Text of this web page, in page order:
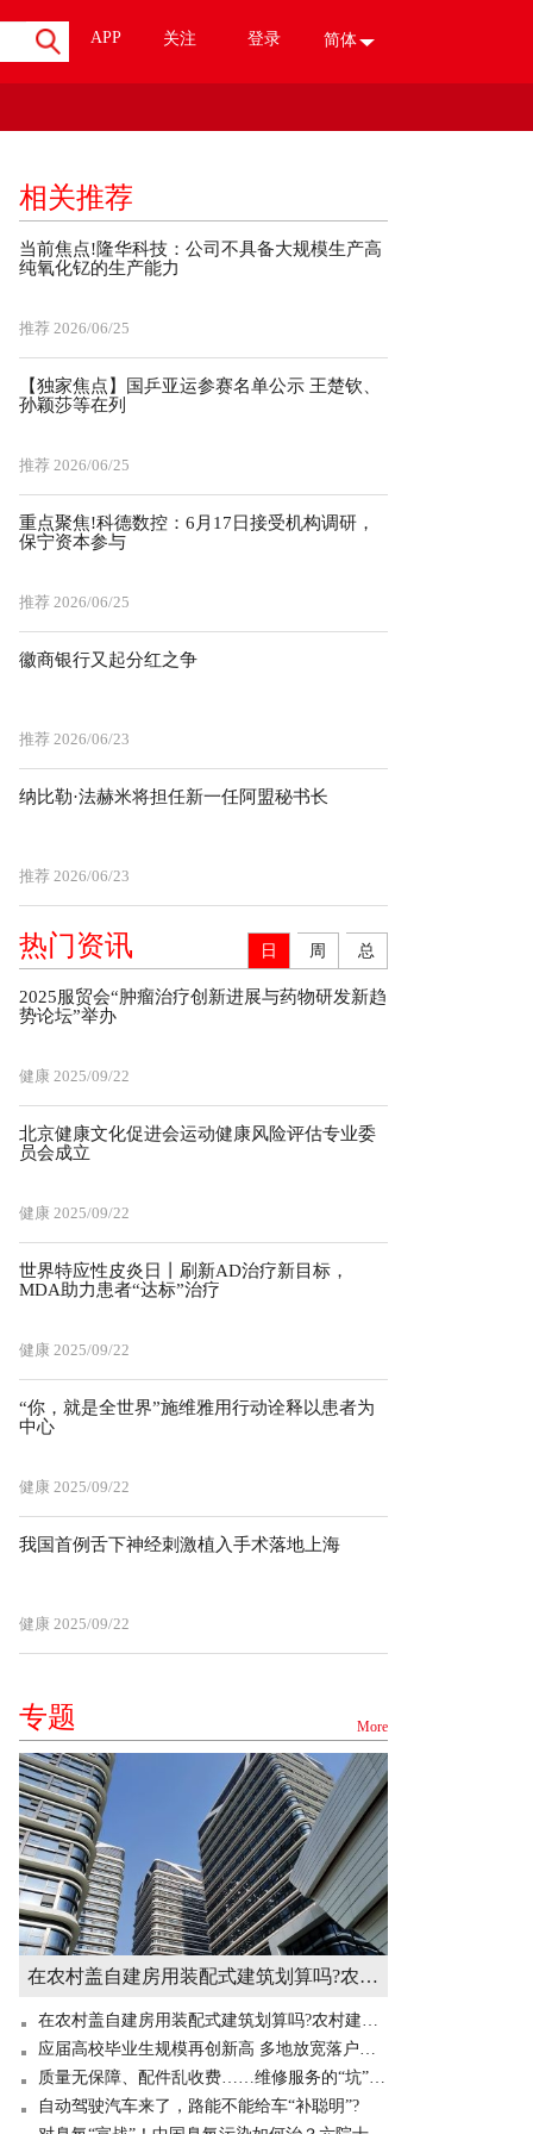
APP 关注 登录 简体
相关推荐
当前焦点!隆华科技：公司不具备大规模生产高
纯氧化钇的生产能力
推荐 2026/06/25
【独家焦点】国乒亚运参赛名单公示 王楚钦、
孙颖莎等在列
推荐 2026/06/25
重点聚焦!科德数控：6月17日接受机构调研，
保宁资本参与
推荐 2026/06/25
徽商银行又起分红之争
推荐 2026/06/23
纳比勒·法赫米将担任新一任阿盟秘书长
推荐 2026/06/23
热门资讯 日 周 总
2025服贸会“肿瘤治疗创新进展与药物研发新趋
势论坛”举办
健康 2025/09/22
北京健康文化促进会运动健康风险评估专业委
员会成立
健康 2025/09/22
世界特应性皮炎日丨刷新AD治疗新目标，
MDA助力患者“达标”治疗
健康 2025/09/22
“你，就是全世界”施维雅用行动诠释以患者为
中心
健康 2025/09/22
我国首例舌下神经刺激植入手术落地上海
健康 2025/09/22
专题 More
在农村盖自建房用装配式建筑划算吗?农村建造装配式房屋有补贴吗? 世界快讯
在农村盖自建房用装配式建筑划算吗?农村建造装配式房屋有补贴吗? 世界快讯
应届高校毕业生规模再创新高 多地放宽落户门槛“抢人”
质量无保障、配件乱收费……维修服务的“坑”你掉过吗？
自动驾驶汽车来了，路能不能给车“补聪明”?